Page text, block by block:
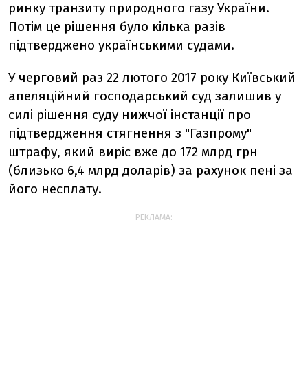
ринку транзиту природного газу України.
Потім це рішення було кілька разів
підтверджено українськими судами.
У черговий раз 22 лютого 2017 року Київський
апеляційний господарський суд залишив у
силі рішення суду нижчої інстанції про
підтвердження стягнення з "Газпрому"
штрафу, який виріс вже до 172 млрд грн
(близько 6,4 млрд доларів) за рахунок пені за
його несплату.
РЕКЛАМА: